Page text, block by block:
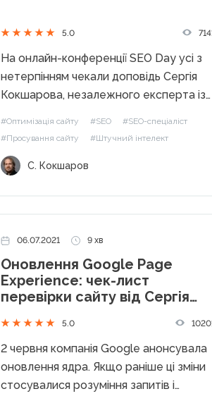
5.0
На онлайн-конференції SEO Day усі з
нетерпінням чекали доповідь Сергія
Кокшарова, незалежного експерта із
telegram-каналу @devakatalk,
#Оптимізація сайту #SEO
#SEO-спеціаліст
#Просування сайту
#Штучний інтелект
С. Кокшаров
06.07.2021 9 хв
Оновлення Google Page
Experience: чек-лист
перевірки сайту від Сергія
5.0
2 червня компанія Google анонсувала
оновлення ядра. Якщо раніше ці зміни
стосувалися розуміння запитів і